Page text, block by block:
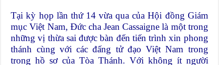
Tại kỳ họp lần thứ 14 vừa qua của Hội đồng Giám
mục Việt Nam, Ðức cha Jean Cassaigne là một trong
những vị thừa sai được bàn đến tiến trình xin phong
thánh cùng với các đấng tử đạo Việt Nam trong
trong hồ sơ của Tòa Thánh. Với không ít người